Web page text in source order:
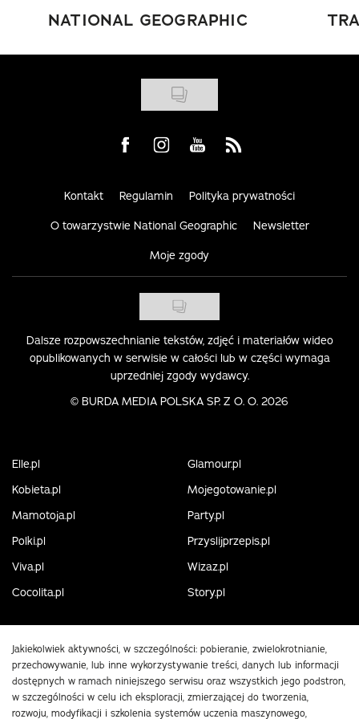
NATIONAL GEOGRAPHIC
Visit us on Facebook
Visit us on Instagram
Visit us on Youtube
Visit us on Rss
Kontakt Regulamin Polityka prywatności
O towarzystwie National Geographic Newsletter
Moje zgody
Dalsze rozpowszechnianie tekstów, zdjęć i materiałów wideo
opublikowanych w serwisie w całości lub w części wymaga
uprzedniej zgody wydawcy.
© BURDA MEDIA POLSKA SP. Z O. O. 2026
Elle.pl
Glamour.pl
Kobieta.pl
Mojegotowanie.pl
Mamotoja.pl
Party.pl
Polki.pl
Przyslijprzepis.pl
Viva.pl
Wizaz.pl
Cocolita.pl
Story.pl
Jakiekolwiek aktywności, w szczególności: pobieranie, zwielokrotnianie,
przechowywanie, lub inne wykorzystywanie treści, danych lub informacji
dostępnych w ramach niniejszego serwisu oraz wszystkich jego podstron,
w szczególności w celu ich eksploracji, zmierzającej do tworzenia,
rozwoju, modyfikacji i szkolenia systemów uczenia maszynowego,